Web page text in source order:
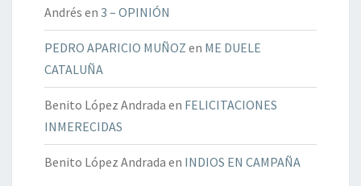
Andrés en 3 – OPINIÓN
PEDRO APARICIO MUÑOZ en ME DUELE
CATALUÑA
Benito López Andrada en FELICITACIONES
INMERECIDAS
Benito López Andrada en INDIOS EN CAMPAÑA